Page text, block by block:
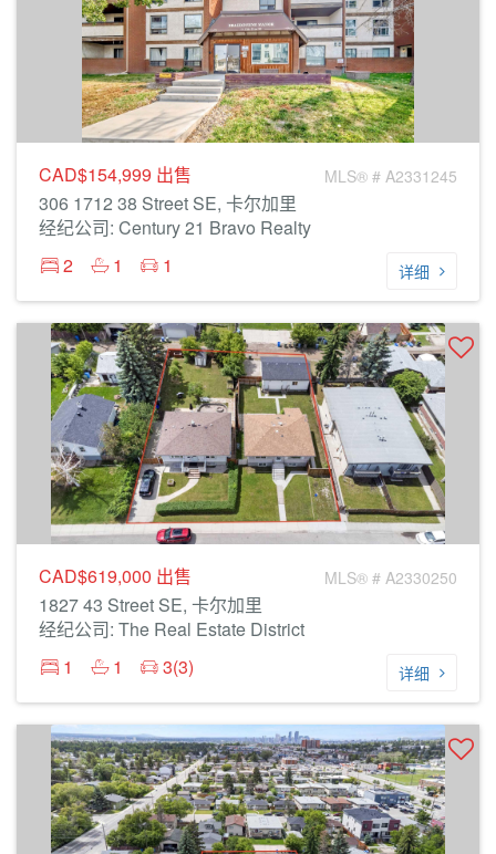
CAD$154,999 出售 MLS® # A2331245
306 1712 38 Street SE, 卡尔加里
经纪公司: Century 21 Bravo Realty
2
1 1 详细
CAD$619,000 出售 MLS® # A2330250
1827 43 Street SE, 卡尔加里
经纪公司: The Real Estate District
1
1 3(3) 详细